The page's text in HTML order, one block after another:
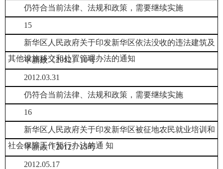
仍符合当前法律、法规和政策，需要继续实施
15
新华区人民政府关于印发新华区依法没收的违法建筑及
其他设施移交和处置管理办法的通知
平新政〔2012〕10号
2012.03.31
仍符合当前法律、法规和政策，需要继续实施
16
新华区人民政府关于印发新华区被征地农民就业培训和
社会保障工作暂行办法的通 知
平新政〔2012〕15号
2012.05.17